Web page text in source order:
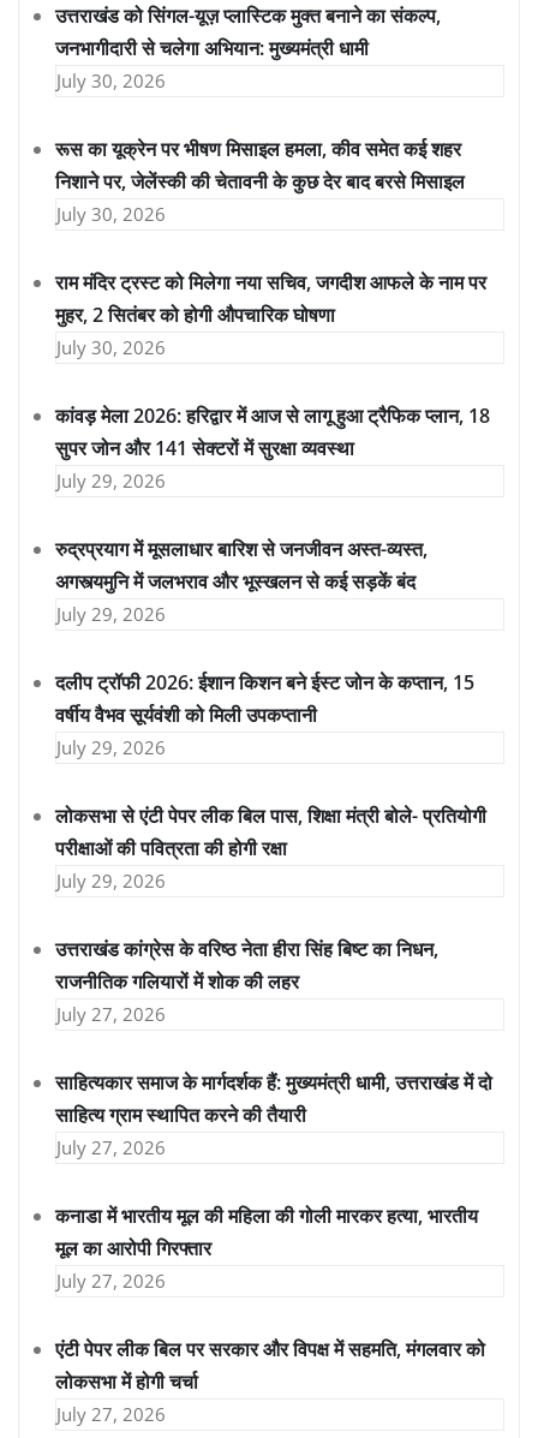
उत्तराखंड को सिंगल-यूज़ प्लास्टिक मुक्त बनाने का संकल्प,
जनभागीदारी से चलेगा अभियान: मुख्यमंत्री धामी
July 30, 2026
रूस का यूक्रेन पर भीषण मिसाइल हमला, कीव समेत कई शहर
निशाने पर, जेलेंस्की की चेतावनी के कुछ देर बाद बरसे मिसाइल
July 30, 2026
राम मंदिर ट्रस्ट को मिलेगा नया सचिव, जगदीश आफले के नाम पर
मुहर, 2 सितंबर को होगी औपचारिक घोषणा
July 30, 2026
कांवड़ मेला 2026: हरिद्वार में आज से लागू हुआ ट्रैफिक प्लान, 18
सुपर जोन और 141 सेक्टरों में सुरक्षा व्यवस्था
July 29, 2026
रुद्रप्रयाग में मूसलाधार बारिश से जनजीवन अस्त-व्यस्त,
अगस्त्यमुनि में जलभराव और भूस्खलन से कई सड़कें बंद
July 29, 2026
दलीप ट्रॉफी 2026: ईशान किशन बने ईस्ट जोन के कप्तान, 15
वर्षीय वैभव सूर्यवंशी को मिली उपकप्तानी
July 29, 2026
लोकसभा से एंटी पेपर लीक बिल पास, शिक्षा मंत्री बोले- प्रतियोगी
परीक्षाओं की पवित्रता की होगी रक्षा
July 29, 2026
उत्तराखंड कांग्रेस के वरिष्ठ नेता हीरा सिंह बिष्ट का निधन,
राजनीतिक गलियारों में शोक की लहर
July 27, 2026
साहित्यकार समाज के मार्गदर्शक हैं: मुख्यमंत्री धामी, उत्तराखंड में दो
साहित्य ग्राम स्थापित करने की तैयारी
July 27, 2026
कनाडा में भारतीय मूल की महिला की गोली मारकर हत्या, भारतीय
मूल का आरोपी गिरफ्तार
July 27, 2026
एंटी पेपर लीक बिल पर सरकार और विपक्ष में सहमति, मंगलवार को
लोकसभा में होगी चर्चा
July 27, 2026